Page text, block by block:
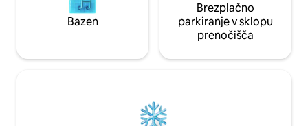
Bazen
Brezplačno
parkiranje v sklopu
prenočišča